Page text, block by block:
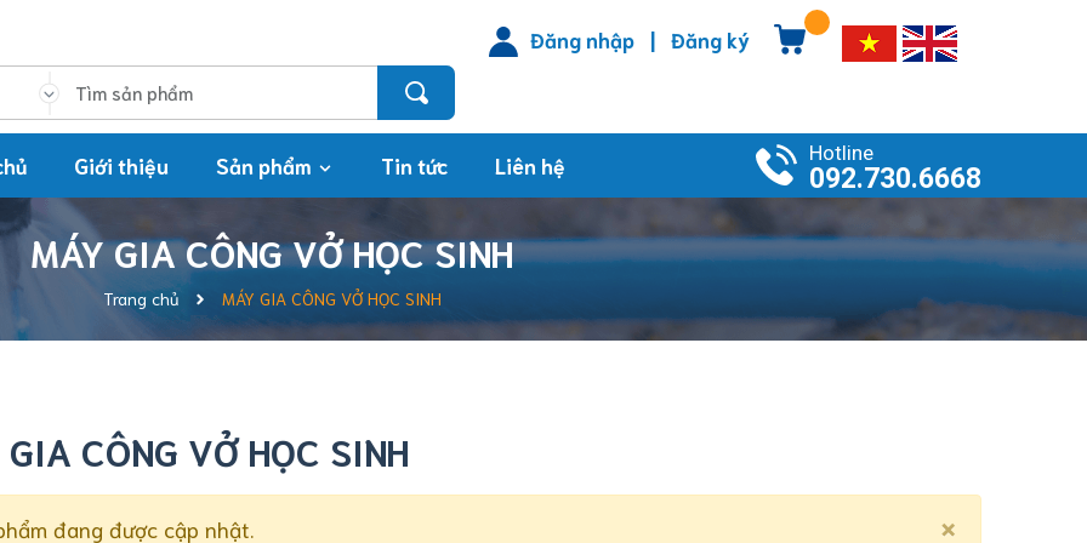
Đăng nhập | Đăng ký
Giới thiệu Sản phẩm Tin tức Liên hệ Hotline
092.730.6668
MÁY GIA CÔNG VỞ HỌC SINH
Trang chủ MÁY GIA CÔNG VỞ HỌC SINH
CÔNG VỞ HỌC SINH
×
đang được cập nhật.